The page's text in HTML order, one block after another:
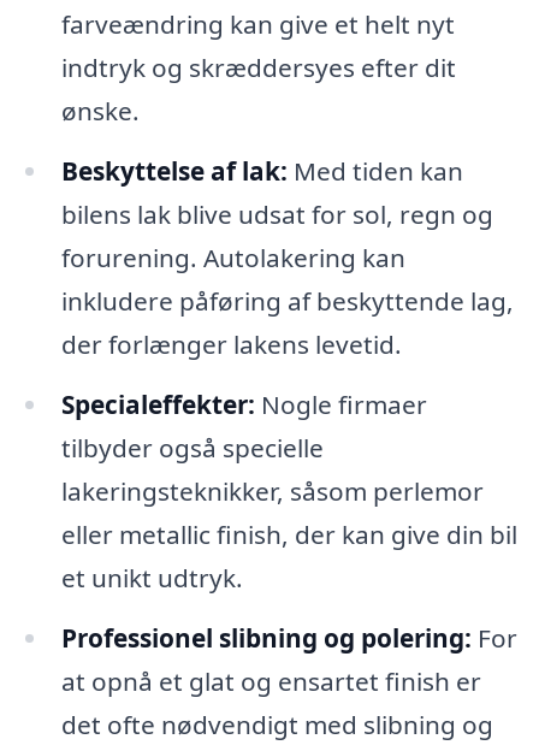
farveændring kan give et helt nyt
indtryk og skræddersyes efter dit
ønske.
Beskyttelse af lak: Med tiden kan
bilens lak blive udsat for sol, regn og
forurening. Autolakering kan
inkludere påføring af beskyttende lag,
der forlænger lakens levetid.
Specialeffekter: Nogle firmaer
tilbyder også specielle
lakeringsteknikker, såsom perlemor
eller metallic finish, der kan give din bil
et unikt udtryk.
Professionel slibning og polering: For
at opnå et glat og ensartet finish er
det ofte nødvendigt med slibning og